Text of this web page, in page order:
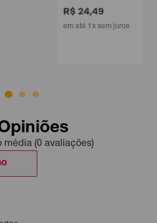
R$ 24,49
em até 1x sem juros
média (0 avaliações)